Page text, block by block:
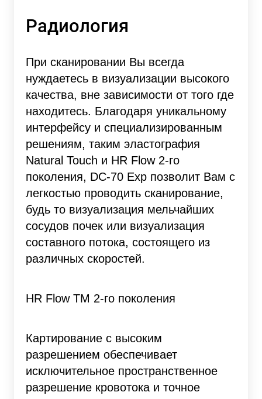
Радиология
При сканировании Вы всегда
нуждаетесь в визуализации высокого
качества, вне зависимости от того где
находитесь. Благодаря уникальному
интерфейсу и специализированным
решениям, таким эластография
Natural Touch и HR Flow 2-го
поколения, DC-70 Exp позволит Вам с
легкостью проводить сканирование,
будь то визуализация мельчайших
сосудов почек или визуализация
составного потока, состоящего из
различных скоростей.
HR Flow TM 2-го поколения
Картирование с высоким
разрешением обеспечивает
исключительное пространственное
разрешение кровотока и точное